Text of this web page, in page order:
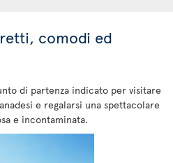
comodi ed
di partenza indicato per visitare
e regalarsi una spettacolare
e incontaminata.